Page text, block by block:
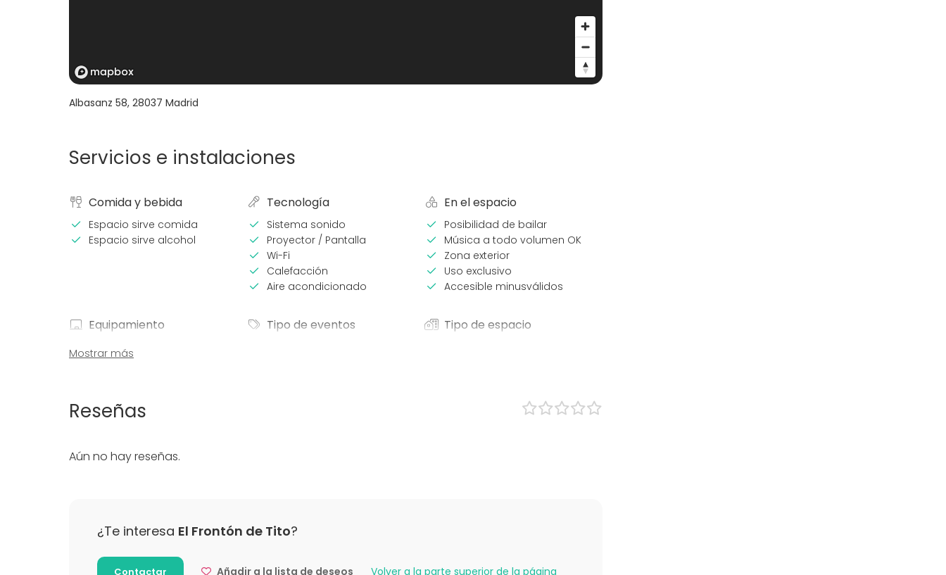
Albasanz 58, 28037 Madrid
Servicios e instalaciones
Comida y bebida
Espacio sirve comida
Espacio sirve alcohol
Tecnología
Sistema sonido
Proyector / Pantalla
Wi-Fi
Calefacción
Aire acondicionado
En el espacio
Posibilidad de bailar
Música a todo volumen OK
Zona exterior
Uso exclusivo
Accesible minusválidos
Equipamiento
Vajilla
Mobiliario
Tipo de eventos Tipo de espacio
Más información sobre servicios e instalaciones
Se pueden contratar castillos inchables para los niños
Mostrar más
Reseñas
Aún no hay reseñas.
¿Te interesa El Frontón de Tito?
Contactar Añadir a la lista de deseos Volver a la parte superior de la página